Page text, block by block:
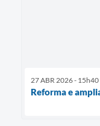
27 ABR 2026 - 15h40
Reforma e